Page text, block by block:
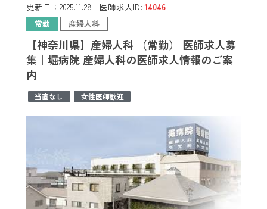
更新日： 2025.11.28 医師求人ID:14046
常勤 産婦人科
【神奈川県】産婦人科 （常勤） 医師求人募
集｜堀病院 産婦人科の医師求人情報のご案
内
当直なし 女性医師歓迎